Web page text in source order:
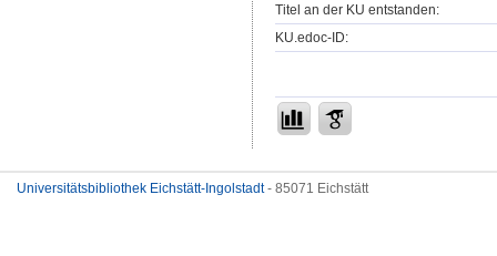
Titel an der KU entstanden:
KU.edoc-ID:
Universitätsbibliothek Eichstätt-Ingolstadt- 85071 Eichstätt